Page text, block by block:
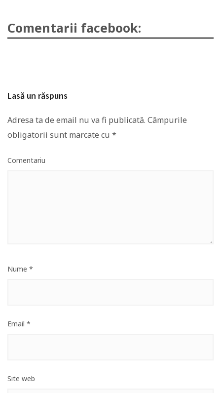
Comentarii facebook:
Lasă un răspuns
Adresa ta de email nu va fi publicată. Câmpurile
obligatorii sunt marcate cu *
Comentariu
Nume *
Email *
Site web